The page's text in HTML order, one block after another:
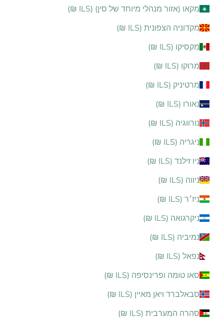
מקאו (אזור מנהלי מיוחד של סין) (ILS ₪)
מקדוניה הצפונית (ILS ₪)
מקסיקו (ILS ₪)
מרוקו (ILS ₪)
מרטיניק (ILS ₪)
נאורו (ILS ₪)
נורווגיה (ILS ₪)
ניגריה (ILS ₪)
ניו זילנד (ILS ₪)
ניווה (ILS ₪)
ניז׳ר (ILS ₪)
ניקרגואה (ILS ₪)
נמיביה (ILS ₪)
נפאל (ILS ₪)
סאו טומה ופרינסיפה (ILS ₪)
סבאלברד ויאן מאיין (ILS ₪)
סהרה המערבית (ILS ₪)